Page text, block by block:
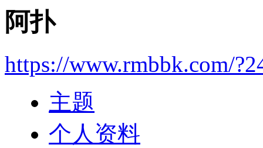
阿扑
https://www.rmbbk.com/
主题
个人资料